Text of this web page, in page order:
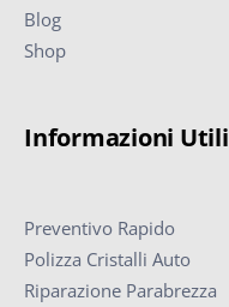
Blog
Shop
Informazioni Utili
Preventivo Rapido
Polizza Cristalli Auto
Riparazione Parabrezza